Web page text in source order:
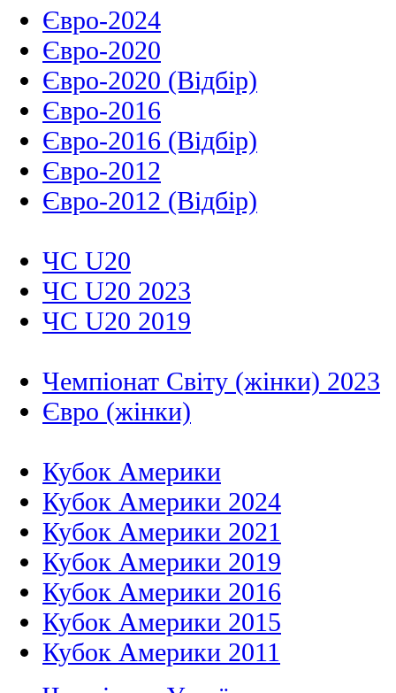
Євро-2024
Євро-2020
Євро-2020 (Відбір)
Євро-2016
Євро-2016 (Відбір)
Євро-2012
Євро-2012 (Відбір)
ЧС U20
ЧС U20 2023
ЧС U20 2019
Чемпіонат Світу (жінки) 2023
Євро (жінки)
Кубок Америки
Кубок Америки 2024
Кубок Америки 2021
Кубок Америки 2019
Кубок Америки 2016
Кубок Америки 2015
Кубок Америки 2011